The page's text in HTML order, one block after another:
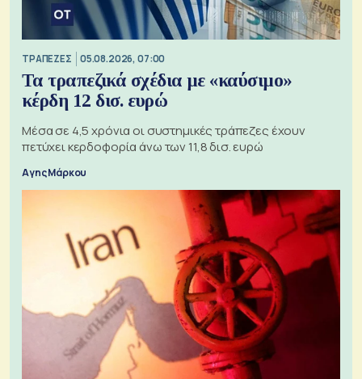
ΤΡΑΠΕΖΕΣ 05.08.2026, 07:00
Τα τραπεζικά σχέδια με «καύσιμο»
κέρδη 12 δισ. ευρώ
Μέσα σε 4,5 χρόνια οι συστημικές τράπεζες έχουν
πετύχει κερδοφορία άνω των 11,8 δισ. ευρώ
Αγης Μάρκου